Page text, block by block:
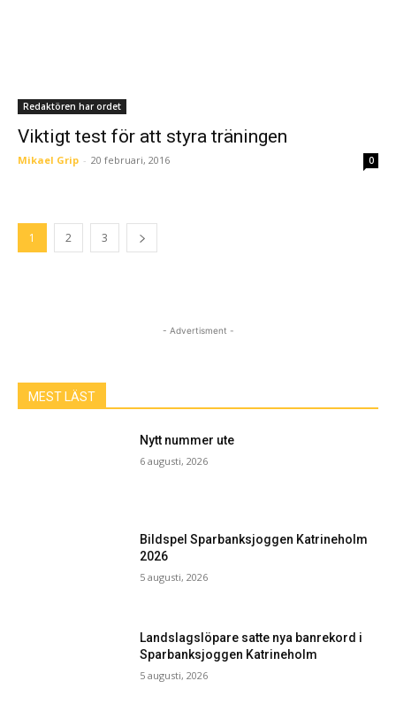
Redaktören har ordet
Viktigt test för att styra träningen
Mikael Grip - 20 februari, 2016 0
1 2 3
- Advertisment -
MEST LÄST
Nytt nummer ute
6 augusti, 2026
Bildspel Sparbanksjoggen Katrineholm
2026
5 augusti, 2026
Landslagslöpare satte nya banrekord i
Sparbanksjoggen Katrineholm
5 augusti, 2026